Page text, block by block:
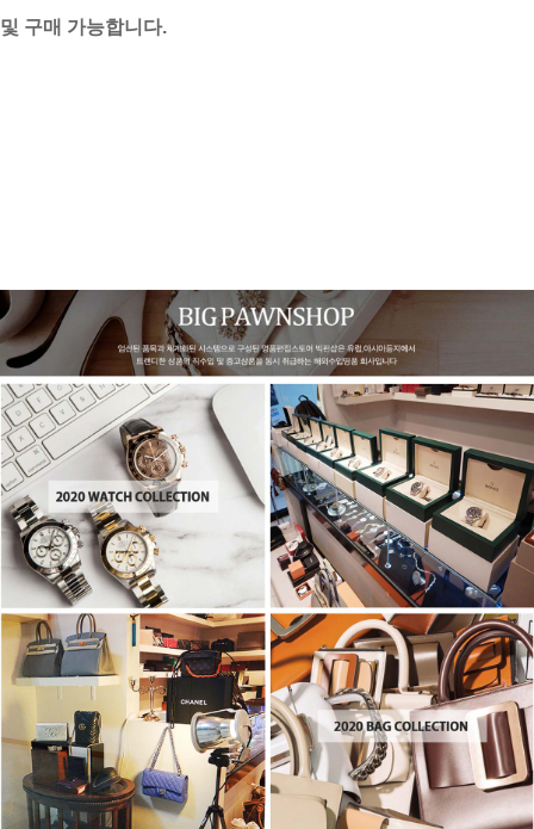
및 구매 가능합니다.